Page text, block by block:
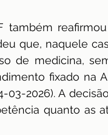
também
que, naquele
de medicina,
fixado na
03-2026). A
quanto as